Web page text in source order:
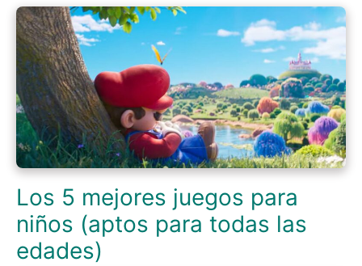
Los 5 mejores juegos para
niños (aptos para todas las
edades)